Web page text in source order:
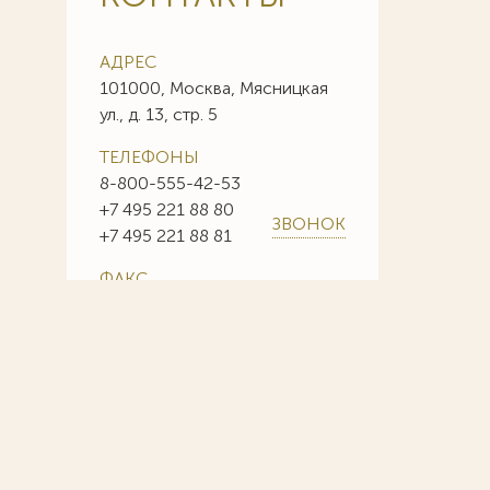
АДРЕС
101000, Москва, Мясницкая
ул., д. 13, стр. 5
ТЕЛЕФОНЫ
8-800-555-42-53
+7 495 221 88 80
+7 495 221 88 81
ЗВОНОК
ФАКС